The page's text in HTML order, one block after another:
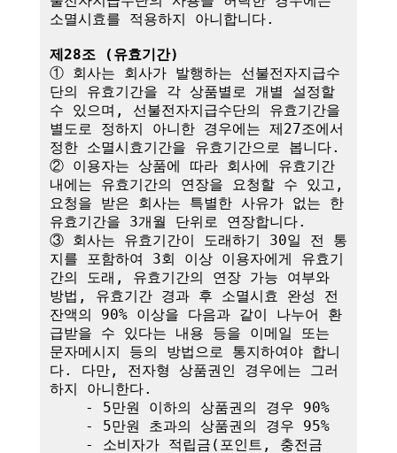
소멸시효를 적용하지 아니합니다.
제28조 (유효기간)
① 회사는 회사가 발행하는 선불전자지급수
단의 유효기간을 각 상품별로 개별 설정할
수 있으며, 선불전자지급수단의 유효기간을
별도로 정하지 아니한 경우에는 제27조에서
정한 소멸시효기간을 유효기간으로 봅니다.
② 이용자는 상품에 따라 회사에 유효기간
내에는 유효기간의 연장을 요청할 수 있고,
요청을 받은 회사는 특별한 사유가 없는 한
유효기간을 3개월 단위로 연장합니다.
③ 회사는 유효기간이 도래하기 30일 전 통
지를 포함하여 3회 이상 이용자에게 유효기
간의 도래, 유효기간의 연장 가능 여부와
방법, 유효기간 경과 후 소멸시효 완성 전
잔액의 90% 이상을 다음과 같이 나누어 환
급받을 수 있다는 내용 등을 이메일 또는
문자메시지 등의 방법으로 통지하여야 합니
다. 다만, 전자형 상품권인 경우에는 그러
하지 아니한다.